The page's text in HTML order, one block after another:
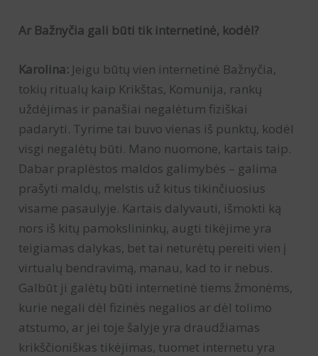
Ar Bažnyčia gali būti tik internetinė, kodėl?
Karolina: Jeigu būtų vien internetinė Bažnyčia,
tokių ritualų kaip Krikštas, Komunija, rankų
uždėjimas ir panašiai negalėtum fiziškai
padaryti. Tyrime tai buvo vienas iš punktų, kodėl
visgi negalėtų būti. Mano nuomone, kartais taip.
Dabar praplėstos maldos galimybės – galima
prašyti maldų, melstis už kitus tikinčiuosius
visame pasaulyje. Kartais dalyvauti, išmokti ką
nors iš kitų pamokslininkų, augti tikėjime yra
teigiamas dalykas, bet tai neturėtų pereiti vien į
virtualų bendravimą, manau, kad to ir nebus.
Galbūt ji galėtų būti internetinė tiems žmonėms,
kurie negali dėl fizinės negalios ar dėl tolimo
atstumo, ar jei toje šalyje yra draudžiamas
krikščioniškas tikėjimas, tuomet internetu yra